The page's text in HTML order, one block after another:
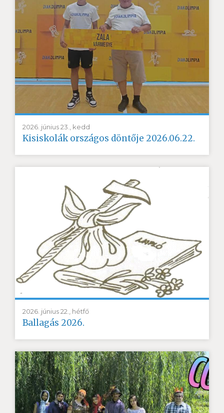
2026. június 23., kedd
Kisiskolák országos döntője 2026.06.22.
2026. június 22., hétfő
Ballagás 2026.